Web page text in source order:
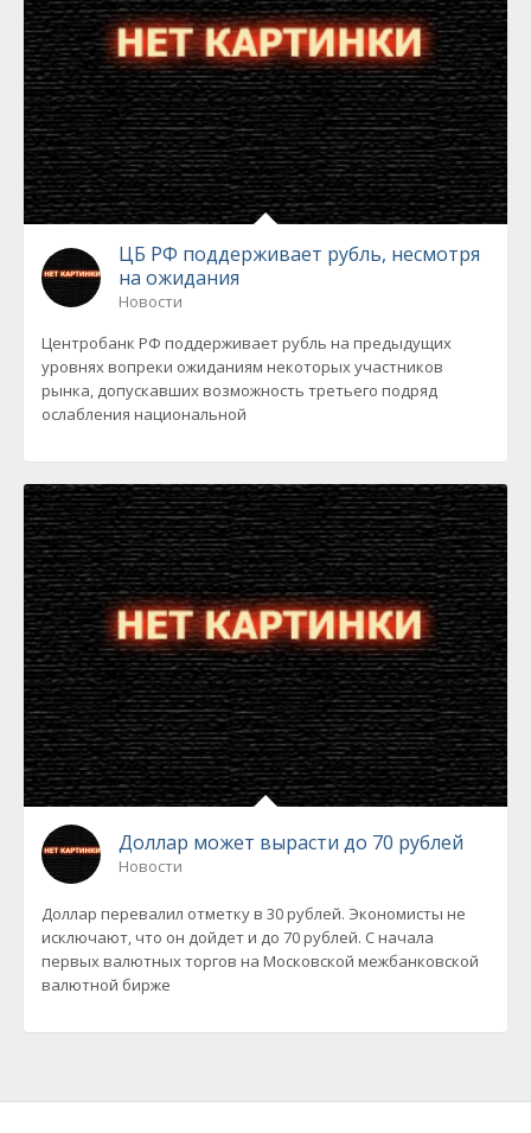
ЦБ РФ поддерживает рубль, несмотря
на ожидания
Новости
Центробанк РФ поддерживает рубль на предыдущих
уровнях вопреки ожиданиям некоторых участников
рынка, допускавших возможность третьего подряд
ослабления национальной
Доллар может вырасти до 70 рублей
Новости
Доллар перевалил отметку в 30 рублей. Экономисты не
исключают, что он дойдет и до 70 рублей. С начала
первых валютных торгов на Московской межбанковской
валютной бирже